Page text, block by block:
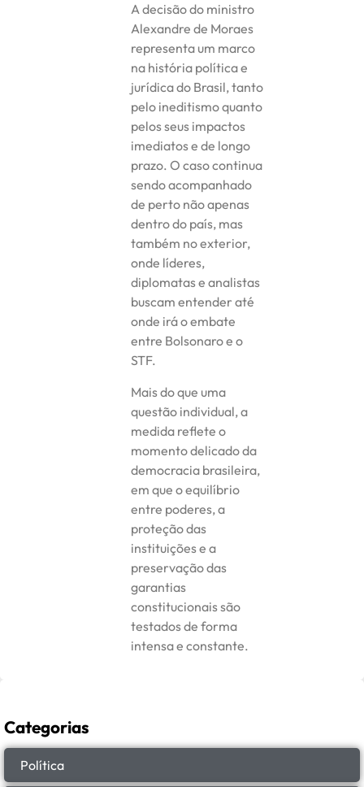
A decisão do ministro
Alexandre de Moraes
representa um marco
na história política e
jurídica do Brasil, tanto
pelo ineditismo quanto
pelos seus impactos
imediatos e de longo
prazo. O caso continua
sendo acompanhado
de perto não apenas
dentro do país, mas
também no exterior,
onde líderes,
diplomatas e analistas
buscam entender até
onde irá o embate
entre Bolsonaro e o
STF.
Mais do que uma
questão individual, a
medida reflete o
momento delicado da
democracia brasileira,
em que o equilíbrio
entre poderes, a
proteção das
instituições e a
preservação das
garantias
constitucionais são
testados de forma
intensa e constante.
Categorias
Política